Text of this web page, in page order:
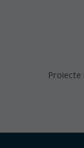
Proiecte